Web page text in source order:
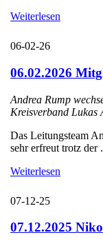
Weiterlesen
06-02-26
06.02.2026
Andrea Rump
Kreisverband Lukas
Das Leitungsteam
sehr erfreut trotz der
Weiterlesen
07-12-25
07.12.2025